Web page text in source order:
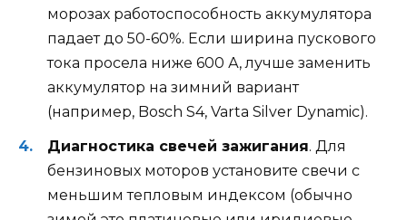
морозах работоспособность аккумулятора
падает до 50-60%. Если ширина пускового
тока просела ниже 600 А, лучше заменить
аккумулятор на зимний вариант
(например, Bosch S4, Varta Silver Dynamic).
Диагностика свечей зажигания. Для
бензиновых моторов установите свечи с
меньшим тепловым индексом (обычно